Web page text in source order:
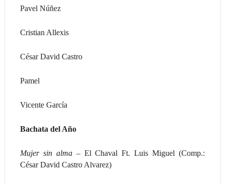
Pavel Núñez
Cristian Allexis
César David Castro
Pamel
Vicente García
Bachata del Año
Mujer sin alma – El Chaval Ft. Luis Miguel (Comp.:
César David Castro Alvarez)